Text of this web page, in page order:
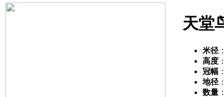
天堂
米径
高度
冠幅
地径
数量